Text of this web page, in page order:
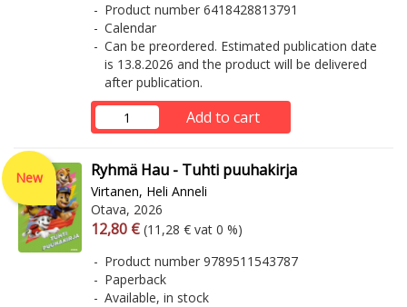
Product number 6418428813791
Calendar
Can be preordered. Estimated publication date
is 13.8.2026 and the product will be delivered
after publication.
Add to cart
New Ryhmä Hau - Tuhti puuhakirja
Virtanen, Heli Anneli
Otava, 2026
Arvonlisäverollinen hinta
12,80 € Excl. vat
(11,28 € vat 0 %)
Product number 9789511543787
Paperback
Available, in stock